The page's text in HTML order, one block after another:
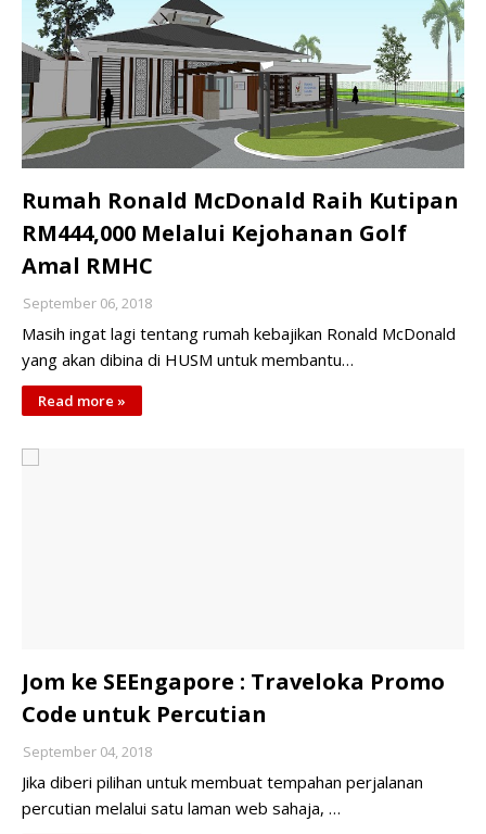
Rumah Ronald McDonald Raih Kutipan
RM444,000 Melalui Kejohanan Golf
Amal RMHC
September 06, 2018
Masih ingat lagi tentang rumah kebajikan Ronald McDonald
yang akan dibina di HUSM untuk membantu…
Read more »
Jom ke SEEngapore : Traveloka Promo
Code untuk Percutian
September 04, 2018
Jika diberi pilihan untuk membuat tempahan perjalanan
percutian melalui satu laman web sahaja, …